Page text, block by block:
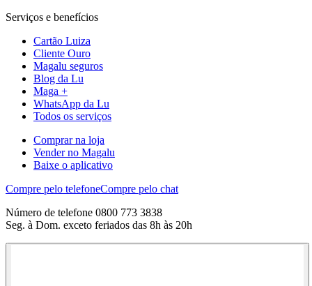
Serviços e benefícios
Cartão Luiza
Cliente Ouro
Magalu seguros
Blog da Lu
Maga +
WhatsApp da Lu
Todos os serviços
Comprar na loja
Vender no Magalu
Baixe o aplicativo
Compre pelo telefoneCompre pelo chat
Número de telefone 0800 773 3838
Seg. à Dom. exceto feriados das 8h às 20h